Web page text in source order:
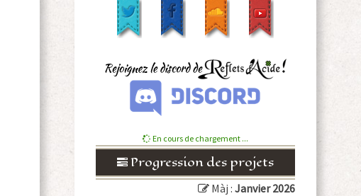
En cours de chargement ...
Progression des projets
Màj : Janvier 2026